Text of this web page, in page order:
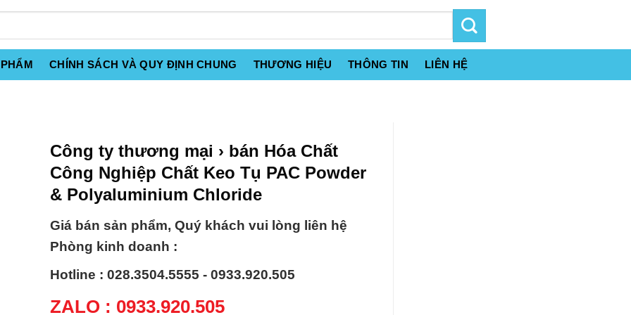
CHÍNH SÁCH VÀ QUY ĐỊNH CHUNG THƯƠNG HIỆU THÔNG TIN LIÊN HỆ
Công ty thương mại › bán Hóa Chất
Công Nghiệp Chất Keo Tụ PAC Powder
& Polyaluminium Chloride
Giá bán sản phẩm, Quý khách vui lòng liên hệ
Phòng kinh doanh :
Hotline : 028.3504.5555 - 0933.920.505
ZALO : 0933.920.505